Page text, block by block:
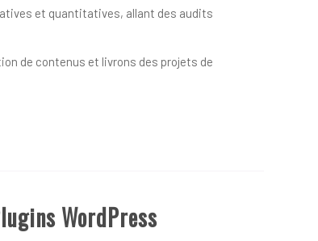
et quantitatives, allant des audits
de contenus et livrons des projets de
WordPress